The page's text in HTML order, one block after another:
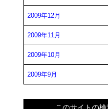
2009年12月
2009年11月
2009年10月
2009年9月
このサイトの